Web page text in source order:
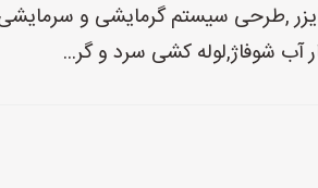
,طرحی سیستم گرمایشی و
آب شوفاژ,لوله کشی سرد و گر...